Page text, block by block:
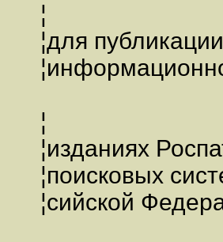
¦
¦для
¦
¦изданиях
¦поисковых
¦сийской